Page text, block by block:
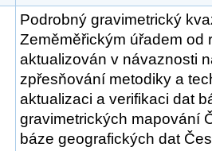
Podrobný gravimetrický
Zeměměřickým úřadem od
aktualizován v návaznosti
zpřesňování metodiky a
aktualizaci a verifikaci dat
gravimetrických mapování
báze geografických dat